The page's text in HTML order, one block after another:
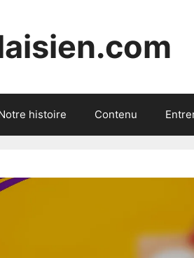
histoire Contenu